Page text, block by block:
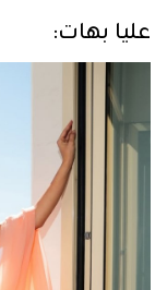
عليا بهات: